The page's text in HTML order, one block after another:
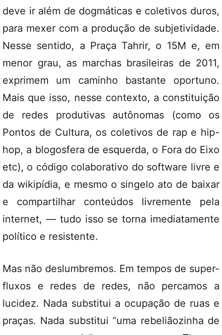
deve ir além de dogmáticas e coletivos duros,
para mexer com a produção de subjetividade.
Nesse sentido, a Praça Tahrir, o 15M e, em
menor grau, as marchas brasileiras de 2011,
exprimem um caminho bastante oportuno.
Mais que isso, nesse contexto, a constituição
de redes produtivas autônomas (como os
Pontos de Cultura, os coletivos de rap e hip-
hop, a blogosfera de esquerda, o Fora do Eixo
etc), o código colaborativo do software livre e
da wikipídia, e mesmo o singelo ato de baixar
e compartilhar conteúdos livremente pela
internet, — tudo isso se torna imediatamente
político e resistente.
Mas não deslumbremos. Em tempos de super-
fluxos e redes de redes, não percamos a
lucidez. Nada substitui a ocupação de ruas e
praças. Nada substitui “uma rebeliãozinha de